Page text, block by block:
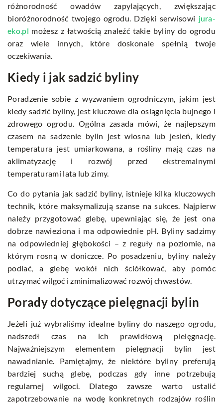
różnorodność owadów zapylających, zwiększając
bioróżnorodność twojego ogrodu. Dzięki serwisowi jura-
eko.pl możesz z łatwością znaleźć takie byliny do ogrodu
oraz wiele innych, które doskonale spełnią twoje
oczekiwania.
Kiedy i jak sadzić byliny
Poradzenie sobie z wyzwaniem ogrodniczym, jakim jest
kiedy sadzić byliny, jest kluczowe dla osiągnięcia bujnego i
zdrowego ogrodu. Ogólna zasada mówi, że najlepszym
czasem na sadzenie bylin jest wiosna lub jesień, kiedy
temperatura jest umiarkowana, a rośliny mają czas na
aklimatyzację i rozwój przed ekstremalnymi
temperaturami lata lub zimy.
Co do pytania jak sadzić byliny, istnieje kilka kluczowych
technik, które maksymalizują szanse na sukces. Najpierw
należy przygotować glebę, upewniając się, że jest ona
dobrze nawieziona i ma odpowiednie pH. Byliny sadzimy
na odpowiedniej głębokości – z reguły na poziomie, na
którym rosną w doniczce. Po posadzeniu, byliny należy
podlać, a glebę wokół nich ściółkować, aby pomóc
utrzymać wilgoć i zminimalizować rozwój chwastów.
Porady dotyczące pielęgnacji bylin
Jeżeli już wybraliśmy idealne byliny do naszego ogrodu,
nadszedł czas na ich prawidłową pielęgnację.
Najważniejszym elementem pielęgnacji bylin jest
nawadnianie. Pamiętajmy, że niektóre byliny preferują
bardziej suchą glebę, podczas gdy inne potrzebują
regularnej wilgoci. Dlatego zawsze warto ustalić
zapotrzebowanie na wodę konkretnych rodzajów roślin